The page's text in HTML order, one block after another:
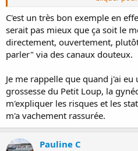
Risque de mourir dans l'année qui
cent pour une femme, 30 pr cent
mortalité qu'après un infarctus,
erronée car on pense qu'il suffit de
tomber...résultat, l'ostéoporose
soins et handicaps que l'infarctus du
C'est un très bon exemple en
serait pas mieux que ça soit le
directement, ouvertement,
parler" via des canaux douteux.
Je me rappelle que quand j'ai
grossesse du Petit Loup, la
m'expliquer les risques et les
m'a vachement rassurée.
Pauline C